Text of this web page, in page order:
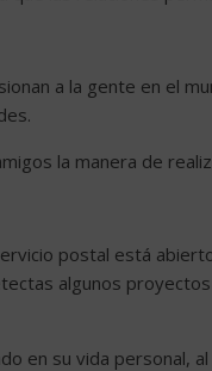
a la gente en el
la manera de
postal está
algunos
en su vida personal,